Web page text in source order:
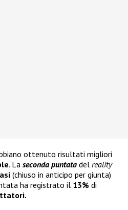
ottenuto risultati migliori
. La seconda puntata del reality
(chiuso in anticipo per giunta)
ha registrato il 13% di